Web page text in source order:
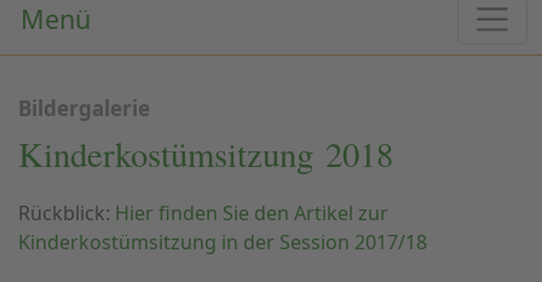
Menü
Bildergalerie
Kinderkostümsitzung 2018
Rückblick: Hier finden Sie den Artikel zur
Kinderkostümsitzung in der Session 2017/18